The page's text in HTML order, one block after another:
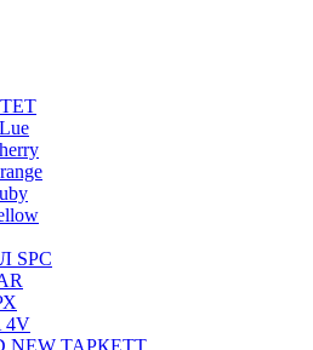
SPC
4V